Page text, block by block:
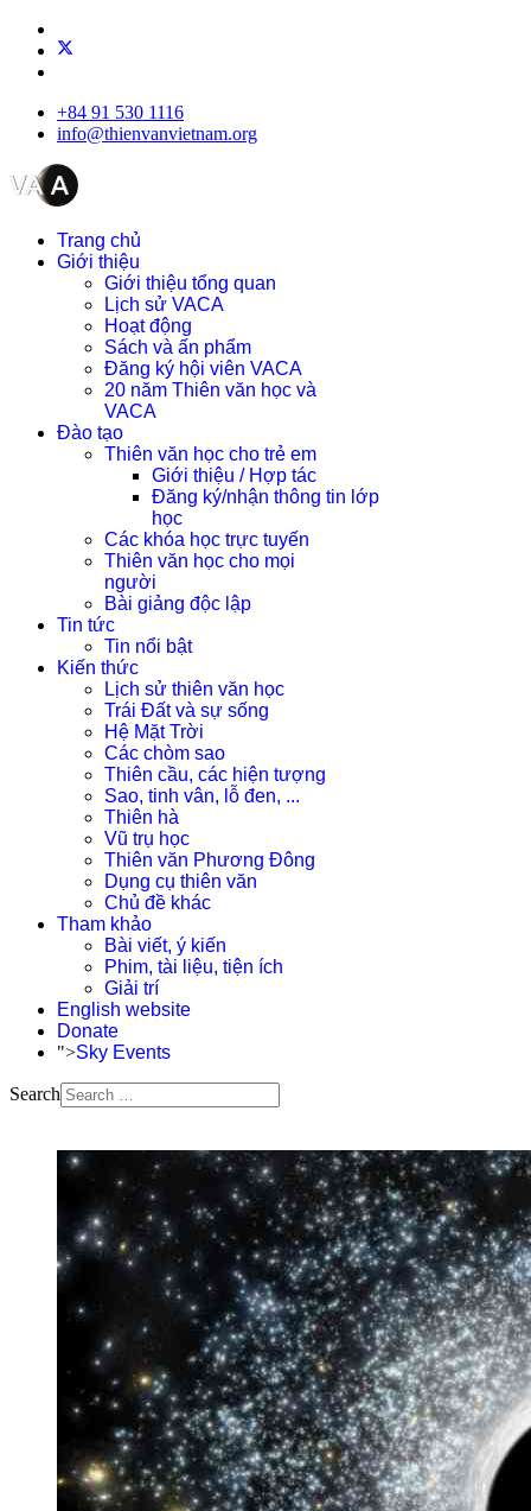
+84 91 530 1116
info@thienvanvietnam.org
Trang chủ
Giới thiệu
Giới thiệu tổng quan
Lịch sử VACA
Hoạt động
Sách và ấn phẩm
Đăng ký hội viên VACA
20 năm Thiên văn học và
VACA
Đào tạo
Thiên văn học cho trẻ em
Giới thiệu / Hợp tác
Đăng ký/nhận thông tin lớp
học
Các khóa học trực tuyến
Thiên văn học cho mọi
người
Bài giảng độc lập
Tin tức
Tin nổi bật
Kiến thức
Lịch sử thiên văn học
Trái Đất và sự sống
Hệ Mặt Trời
Các chòm sao
Thiên cầu, các hiện tượng
Sao, tinh vân, lỗ đen, ...
Thiên hà
Vũ trụ học
Thiên văn Phương Đông
Dụng cụ thiên văn
Chủ đề khác
Tham khảo
Bài viết, ý kiến
Phim, tài liệu, tiện ích
Giải trí
English website
Donate
">Sky Events
Search